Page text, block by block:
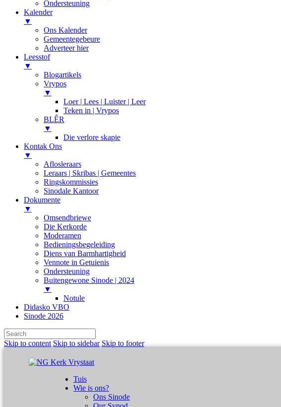
Ondersteuning
Kalender
▼
Ons Kalender
Gemeentegebeure
Adverteer hier
Leesstof
▼
Blogartikels
Vrypos
▼
Loer | Lees | Luister | Leer
Teken in | Vrypos
BLÊR
▼
Die verlore skapie
Kontak Ons
▼
Aflosleraars
Leraars | Skribas | Gemeentes
Ringskommissies
Sinodale Kantoor
Dokumente
▼
Omsendbriewe
Die Kerkorde
Moderamen
Bedieningsbegeleiding
Diens van Barmhartigheid
Vennote in Getuienis
Ondersteuning
Buitengewone Sinode | 2024
▼
Notule
Didasko VBO
Sinode 2026
Skip to content Skip to sidebar Skip to footer
Tuis
Wie is ons?
Ons Sinode